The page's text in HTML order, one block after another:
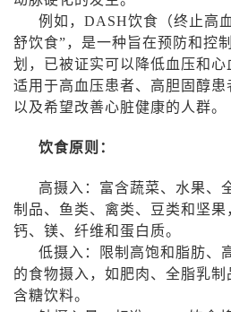
例如， DASH饮食（终止高
舒饮食”，是一种旨在预防和控
划，已被证实可以降低血压和
适用于高血压患者、高胆固醇患
以及希望改善心脏健康的人群。
饮食原则：
高摄入：富含蔬菜、水果、
制品、鱼类、禽类、豆类和坚果
钙、镁、纤维和蛋白质。
低摄入：限制高饱和脂肪、
的食物摄入，如肥肉、全脂乳
含糖饮料。